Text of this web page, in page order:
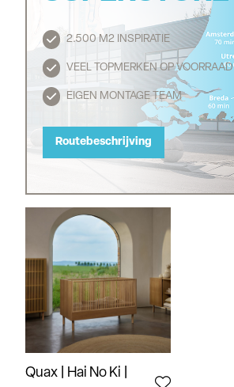
2.500 M2 INSPIRATIE
VEEL TOPMERKEN OP VOORRAAD
EIGEN MONTAGE TEAM
Routebeschrijving
Routebeschrijving
Quax | Hai No Ki |